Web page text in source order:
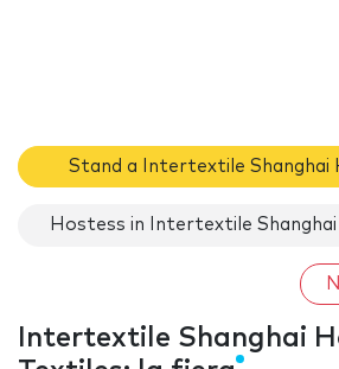
Stand a Intertextile Shanghai
Hostess in Intertextile
Intertextile Shanghai